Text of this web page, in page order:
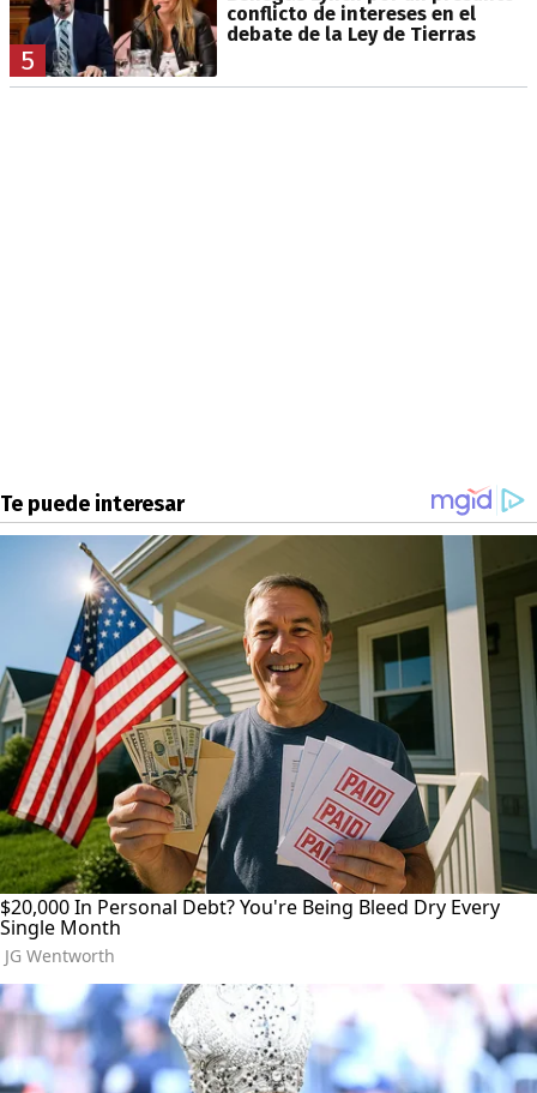
5
conflicto de intereses en el
debate de la Ley de Tierras